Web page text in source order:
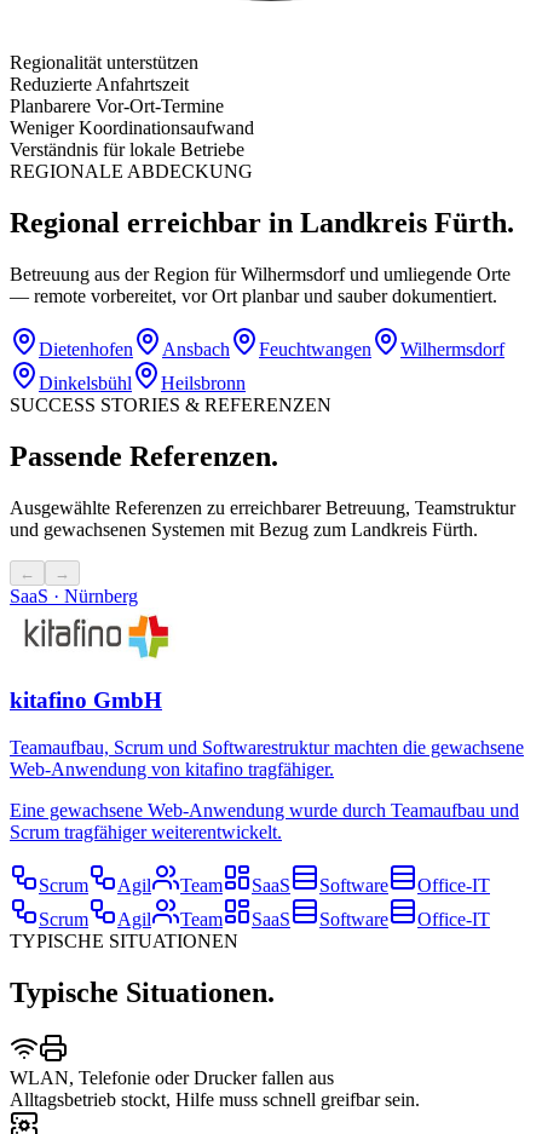
Regionalität unterstützen
Reduzierte Anfahrtszeit
Planbarere Vor-Ort-Termine
Weniger Koordinationsaufwand
Verständnis für lokale Betriebe
REGIONALE ABDECKUNG
Regional erreichbar in Landkreis Fürth.
Betreuung aus der Region für Wilhermsdorf und umliegende Orte
— remote vorbereitet, vor Ort planbar und sauber dokumentiert.
Dietenhofen Ansbach Feuchtwangen
Wilhermsdorf
Dinkelsbühl
Heilsbronn
SUCCESS STORIES & REFERENZEN
Passende Referenzen.
Ausgewählte Referenzen zu erreichbarer Betreuung, Teamstruktur
und gewachsenen Systemen mit Bezug zum Landkreis Fürth.
← →
SaaS · Nürnberg
kitafino GmbH
Teamaufbau, Scrum und Softwarestruktur machten die gewachsene
Web-Anwendung von kitafino tragfähiger.
Eine gewachsene Web-Anwendung wurde durch Teamaufbau und
Scrum tragfähiger weiterentwickelt.
Scrum Agil Team SaaS Software
Office-IT
Scrum
Agil Team SaaS Software
Office-IT
TYPISCHE SITUATIONEN
Typische Situationen.
WLAN, Telefonie oder Drucker fallen aus
Alltagsbetrieb stockt, Hilfe muss schnell greifbar sein.